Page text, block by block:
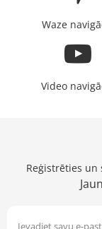
Waze
Video
Reģistrēties un